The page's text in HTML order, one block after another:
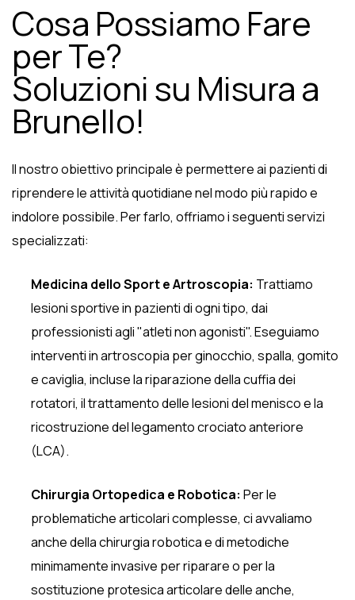
Cosa Possiamo Fare
per Te?
Soluzioni su Misura a
Brunello!
Il nostro obiettivo principale è permettere ai pazienti di
riprendere le attività quotidiane nel modo più rapido e
indolore possibile. Per farlo, offriamo i seguenti servizi
specializzati:
Medicina dello Sport e Artroscopia: Trattiamo
lesioni sportive in pazienti di ogni tipo, dai
professionisti agli "atleti non agonisti". Eseguiamo
interventi in artroscopia per ginocchio, spalla, gomito
e caviglia, incluse la riparazione della cuffia dei
rotatori, il trattamento delle lesioni del menisco e la
ricostruzione del legamento crociato anteriore
(LCA).
Chirurgia Ortopedica e Robotica: Per le
problematiche articolari complesse, ci avvaliamo
anche della chirurgia robotica e di metodiche
minimamente invasive per riparare o per la
sostituzione protesica articolare delle anche,